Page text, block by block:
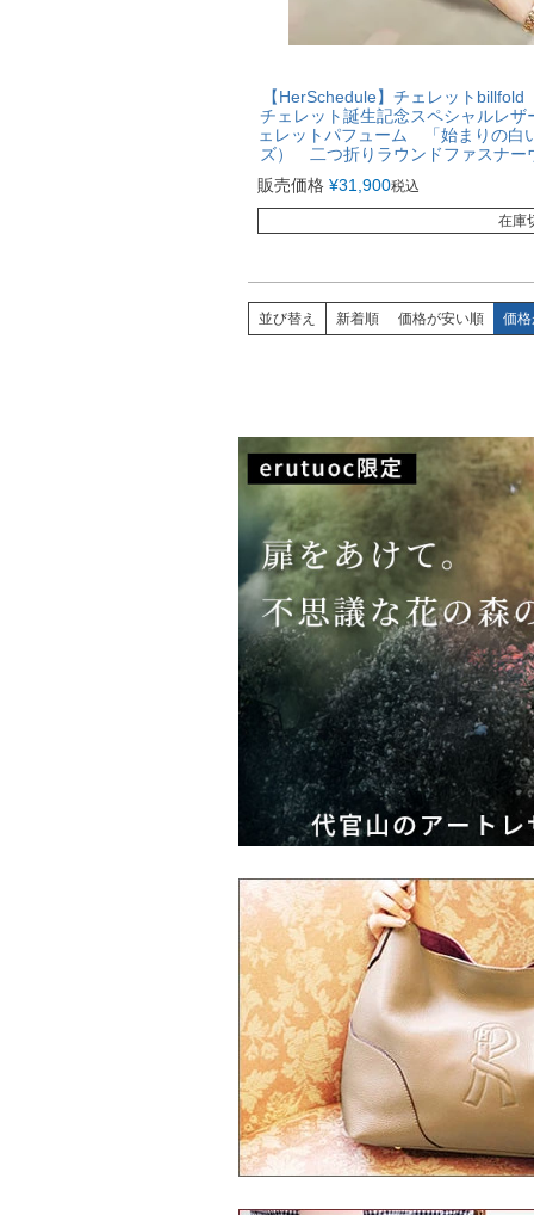
【HerSchedule】チェレット
チェレット誕生記念スペシャルレ
ェレットパフューム 「始まりの白
ズ） 二つ折りラウンドファスナ
販売価格 ¥31,900税込
在庫
並び替え 新着順 価格が安い順 価